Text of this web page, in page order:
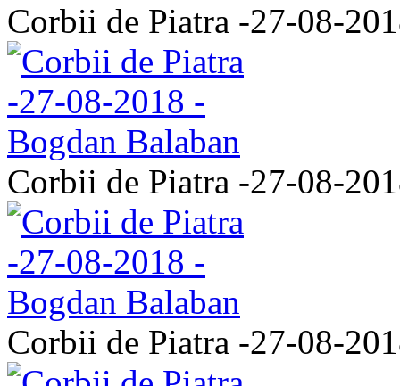
Corbii de Piatra -27-08-
Corbii de Piatra -27-08-
Corbii de Piatra -27-08-